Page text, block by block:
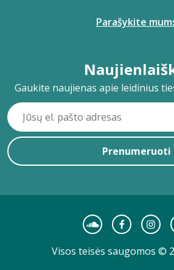
Parašykite
Gaukite naujienas apie leidinius
Prenumeruoti
Visos teisės saugomos ©